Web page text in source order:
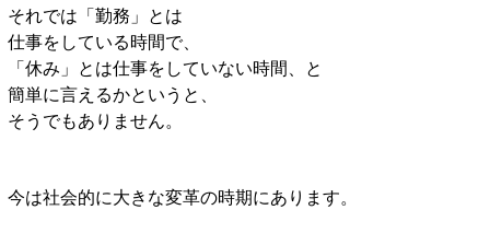
それでは「勤務」とは
仕事をしている時間で、
「休み」とは仕事をしていない時間、と
簡単に言えるかというと、
そうでもありません。
今は社会的に大きな変革の時期にあります。